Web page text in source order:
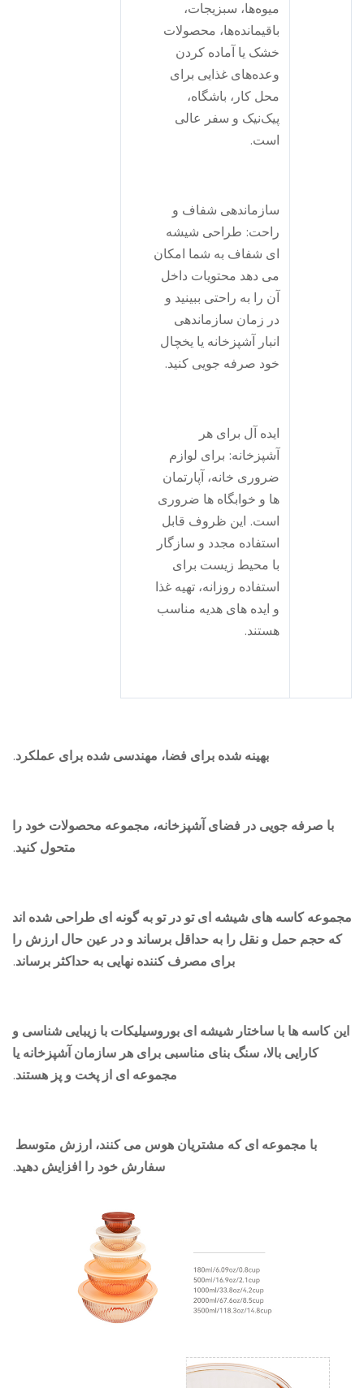
میوه‌ها، سبزیجات،
باقیمانده‌ها، محصولات
خشک یا آماده کردن
وعده‌های غذایی برای
محل کار، باشگاه،
پیک‌نیک و سفر عالی
است.
سازماندهی شفاف و
راحت: طراحی شیشه
ای شفاف به شما امکان
می دهد محتویات داخل
آن را به راحتی ببینید و
در زمان سازماندهی
انبار آشپزخانه یا یخچال
خود صرفه جویی کنید.
ایده آل برای هر
آشپزخانه: برای لوازم
ضروری خانه، آپارتمان
ها و خوابگاه ها ضروری
است. این ظروف قابل
استفاده مجدد و سازگار
با محیط زیست برای
استفاده روزانه، تهیه غذا
و ایده های هدیه مناسب
هستند.
بهینه شده برای فضا، مهندسی شده برای عملکرد.
با صرفه جویی در فضای آشپزخانه، مجموعه محصولات خود را
متحول کنید.
کاسه های شیشه ای تو در تو به گونه ای طراحی شده اند
حجم حمل و نقل را به حداقل برساند و در عین حال ارزش را
برای مصرف کننده نهایی به حداکثر برساند.
کاسه ها با ساختار شیشه ای بوروسیلیکات با زیبایی شناسی و
کارایی بالا، سنگ بنای مناسبی برای هر سازمان آشپزخانه یا
مجموعه ای از پخت و پز هستند.
با مجموعه ای که مشتریان هوس می کنند، ارزش متوسط ​​
سفارش خود را افزایش دهید.